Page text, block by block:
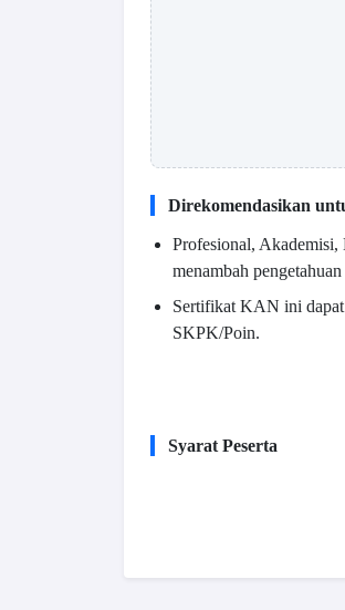
Direkomendasikan
Profesional,
menambah
Sertifikat KAN ini
SKPK/Poin.
Syarat Peserta